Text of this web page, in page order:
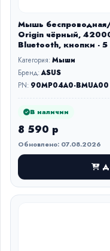
Мышь беспроводная/
Origin чёрный,
Bluetooth, кнопки - 5
Категория:Мыши
Бренд:ASUS
PN: 90MP04A0-BMUA00
В наличии
8 590 р
Обновлено: 07.08.2026